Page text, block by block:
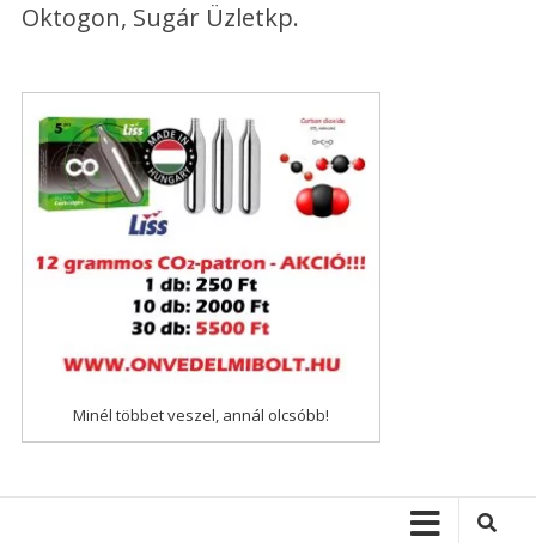
Oktogon, Sugár Üzletkp.
Minél többet veszel, annál olcsóbb!